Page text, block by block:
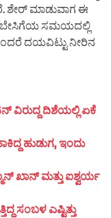
ಶೇರ್ ಮಾಡುವಾಗ ಈ
ಬೇಸಿಗೆಯ ಸಮಯದಲ್ಲಿ
ದಯವಿಟ್ಟು ನೀರಿನ
ವಿರುದ್ದ ದಿಶೆಯಲ್ಲಿ ಏಕೆ
ಹುಡುಗ, ಇಂದು
ಖಾನ್ ಮತ್ತು ಐಶ್ವರ್ಯ
ಸಂಬಳ ಎಷ್ಟಿತ್ತು